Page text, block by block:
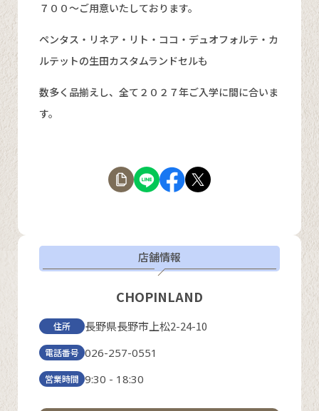
７００～ご用意いたしております。
ペンタス・リネア・リト・ココ・デュオフォルテ・カ
ルテットの生田カスタムランドセルも
数多く品揃えし、全て２０２７年ご入学に間に合いま
す。
店舗情報
CHOPINLAND
住所 長野県長野市上松2-24-10
電話番号 026-257-0551
営業時間 9:30 - 18:30